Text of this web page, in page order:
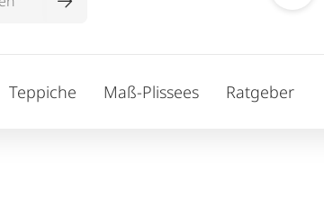
Teppiche Maß-Plissees Ratgeber